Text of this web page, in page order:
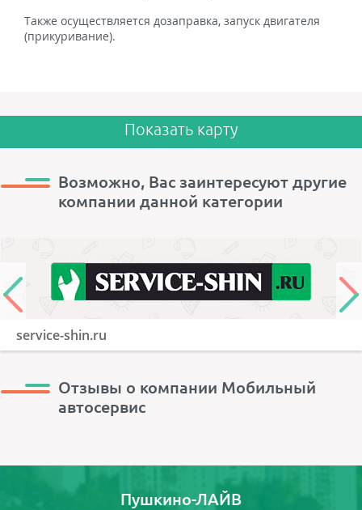
Также осуществляется дозаправка, запуск двигателя
(прикуривание).
Показать карту
Возможно, Вас заинтересуют другие
компании данной категории
service-shin.ru
Отзывы о компании Мобильный
автосервис
Пушкино-ЛАЙВ